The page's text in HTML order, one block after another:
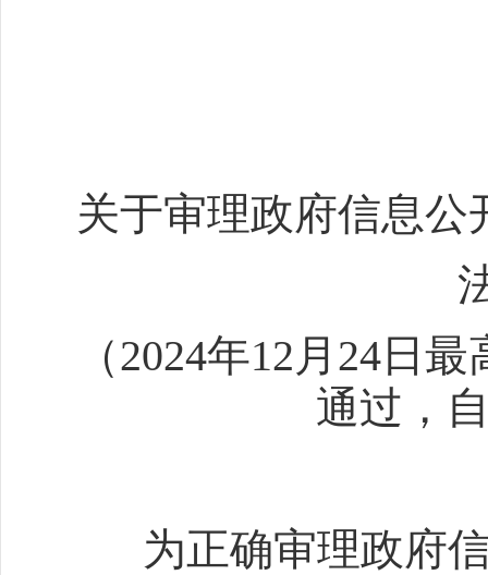
关于审理政府信息
（2024年12月24日
通过，
为正确审理政府信